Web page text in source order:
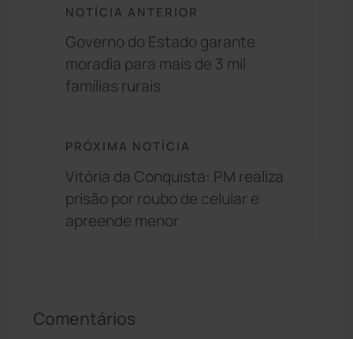
NOTÍCIA ANTERIOR
Governo do Estado garante
moradia para mais de 3 mil
famílias rurais
PRÓXIMA NOTÍCIA
Vitória da Conquista: PM realiza
prisão por roubo de celular e
apreende menor
Comentários